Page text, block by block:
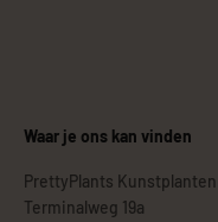
Waar je ons kan vinden
PrettyPlants Kunstplanten
Terminalweg 19a